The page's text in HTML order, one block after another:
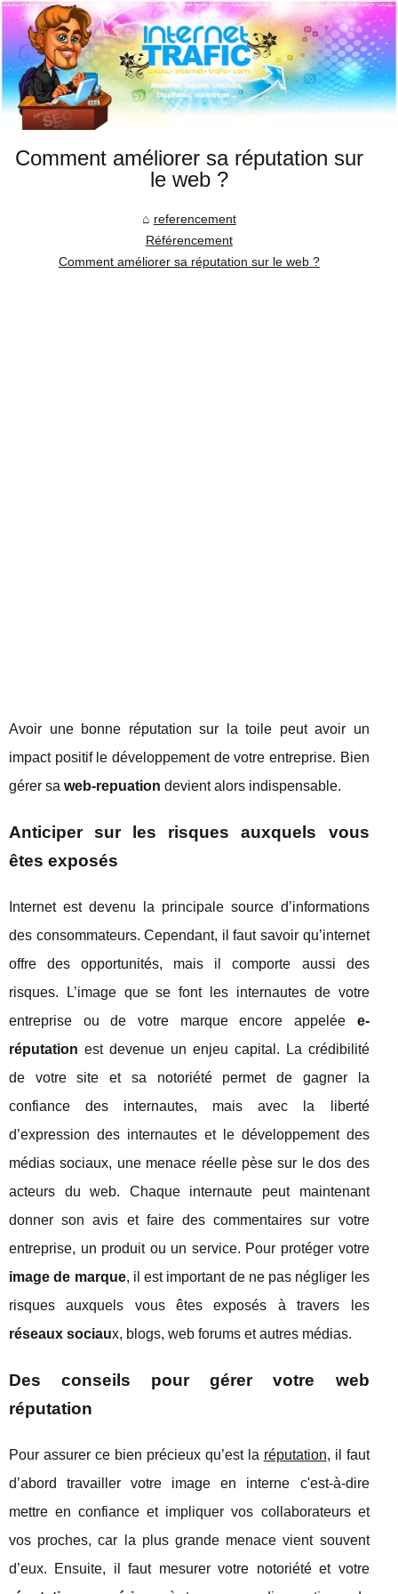
Comment améliorer sa réputation sur
le web ?
referencement
Référencement
Comment améliorer sa réputation sur le web ?
Avoir une bonne réputation sur la toile peut avoir un
impact positif le développement de votre entreprise. Bien
gérer sa web-repuation devient alors indispensable.
Anticiper sur les risques auxquels vous
êtes exposés
Internet est devenu la principale source d’informations
des consommateurs. Cependant, il faut savoir qu’internet
offre des opportunités, mais il comporte aussi des
risques. L’image que se font les internautes de votre
entreprise ou de votre marque encore appelée e-
réputation est devenue un enjeu capital. La crédibilité
de votre site et sa notoriété permet de gagner la
confiance des internautes, mais avec la liberté
d’expression des internautes et le développement des
médias sociaux, une menace réelle pèse sur le dos des
acteurs du web. Chaque internaute peut maintenant
donner son avis et faire des commentaires sur votre
entreprise, un produit ou un service. Pour protéger votre
image de marque, il est important de ne pas négliger les
risques auxquels vous êtes exposés à travers les
réseaux sociaux, blogs, web forums et autres médias.
Des conseils pour gérer votre web
réputation
Pour assurer ce bien précieux qu’est la réputation, il faut
d’abord travailler votre image en interne c'est-à-dire
mettre en confiance et impliquer vos collaborateurs et
vos proches, car la plus grande menace vient souvent
d’eux. Ensuite, il faut mesurer votre notoriété et votre